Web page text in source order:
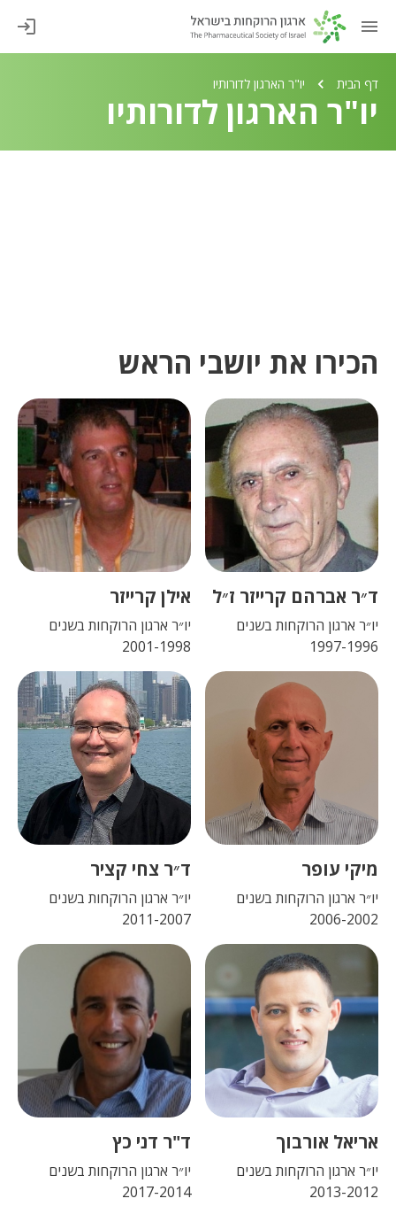
דף הבית יו"ר הארגון לדורותיו
יו"ר הארגון לדורותיו
הכירו את יושבי הראש
ד״ר אברהם קרייזר ז״ל
יו״ר ארגון הרוקחות בשנים
1997-1996
אילן קרייזר
יו״ר ארגון הרוקחות בשנים
2001-1998
מיקי עופר
יו״ר ארגון הרוקחות בשנים
2006-2002
ד״ר צחי קציר
יו״ר ארגון הרוקחות בשנים
2011-2007
אריאל אורבוך
יו״ר ארגון הרוקחות בשנים
2013-2012
ד"ר דני כץ
יו״ר ארגון הרוקחות בשנים
2017-2014